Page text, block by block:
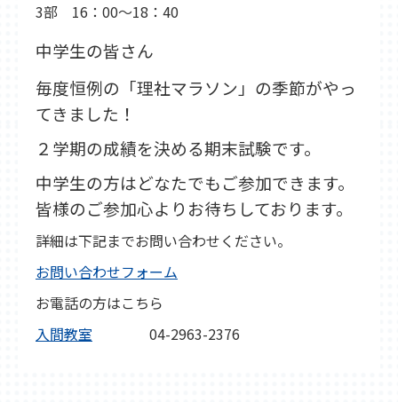
3部 16：00～18：40
中学生の皆さん
毎度恒例の「理社マラソン」の季節がやっ
てきました！
２学期の成績を決める期末試験です。
中学生の方はどなたでもご参加できます。
皆様のご参加心よりお待ちしております。
詳細は下記までお問い合わせください。
お問い合わせフォーム
お電話の方はこちら
入間教室 04-2963-2376